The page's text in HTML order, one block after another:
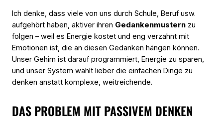
Ich denke, dass viele von uns durch Schule, Beruf usw.
aufgehört haben, aktiver ihren Gedankenmustern zu
folgen – weil es Energie kostet und eng verzahnt mit
Emotionen ist, die an diesen Gedanken hängen können.
Unser Gehirn ist darauf programmiert, Energie zu sparen,
und unser System wählt lieber die einfachen Dinge zu
denken anstatt komplexe, weitreichende.
DAS PROBLEM MIT PASSIVEM DENKEN